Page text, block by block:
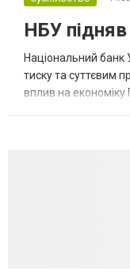
НБУ підняв
Національний банк
тиску та суттєвим
вплив на